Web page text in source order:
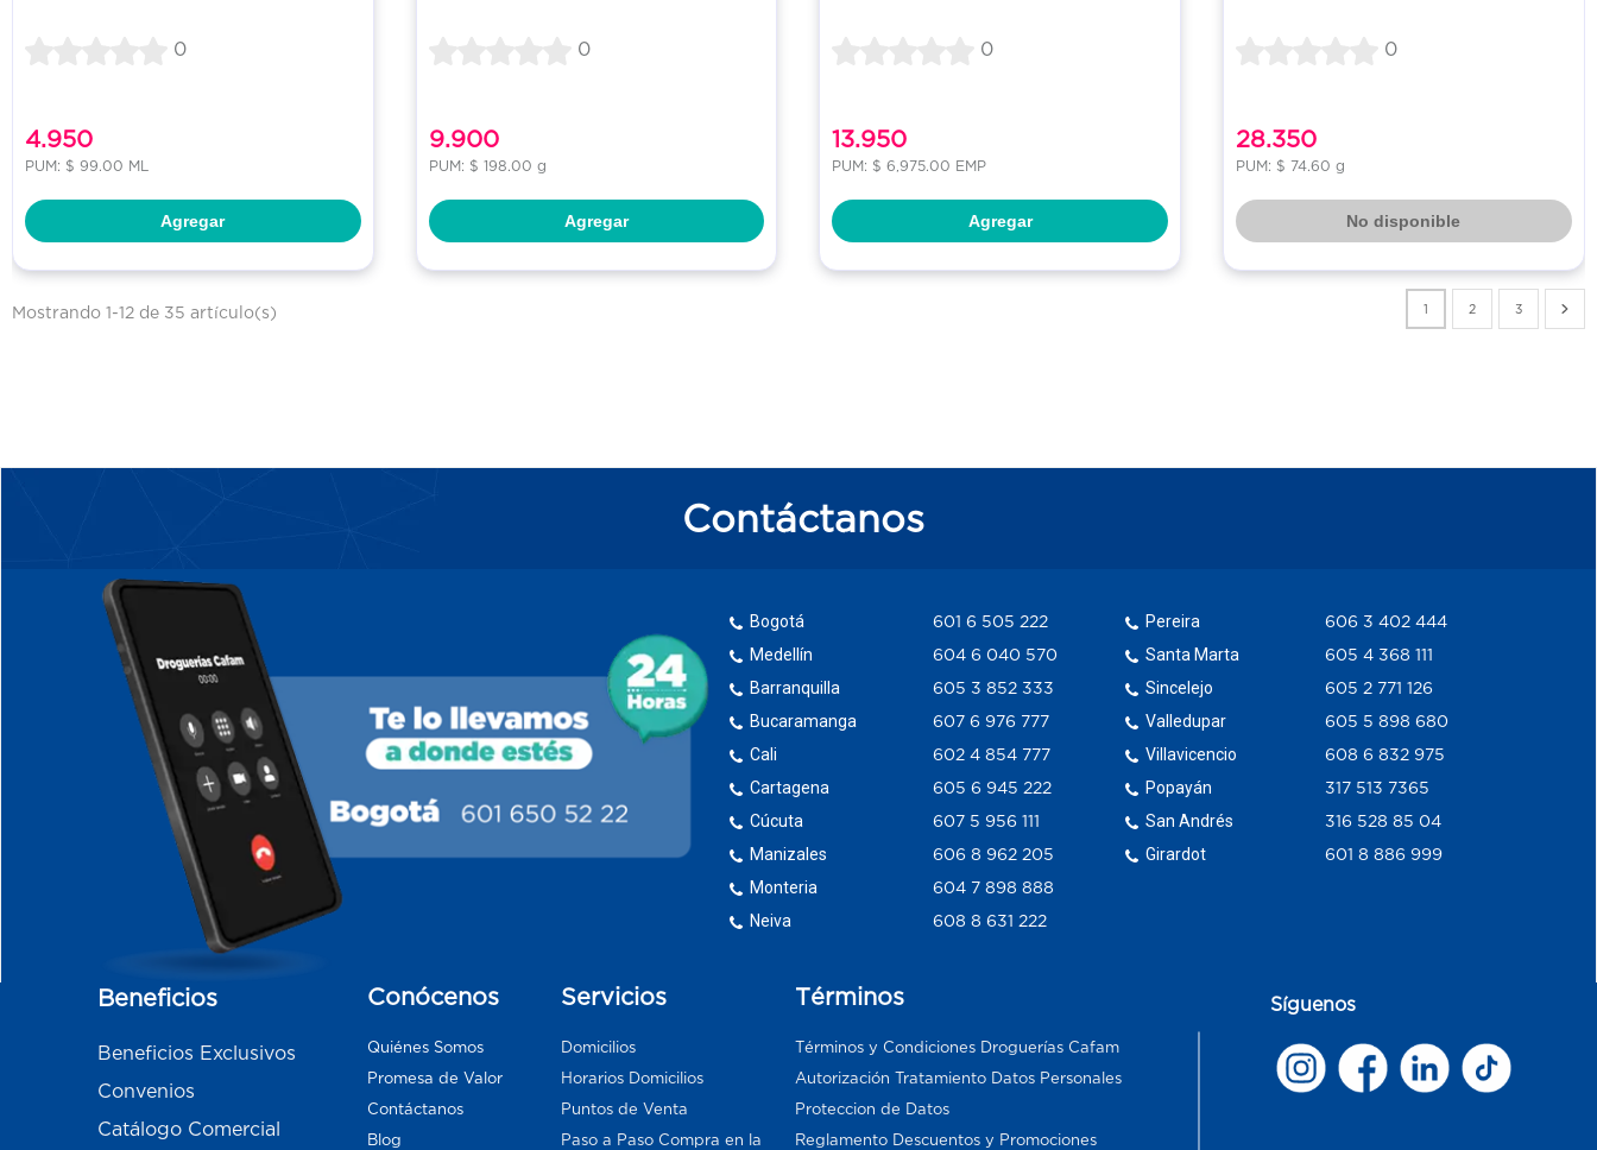
0
4.950
PUM: $ 99.00 ML
Agregar
0
9.900
PUM: $ 198.00 g
Agregar
0
13.950
PUM: $ 6,975.00 EMP
Agregar
0
28.350
PUM: $ 74.60 g
No disponible
Mostrando 1-12 de 35 artículo(s) 1 2 3
Contáctanos
Bogotá
Medellín
Barranquilla
Bucaramanga
Cali
Cartagena
Cúcuta
Manizales
Monteria
Neiva
601 6 505 222
604 6 040 570
605 3 852 333
607 6 976 777
602 4 854 777
605 6 945 222
607 5 956 111
606 8 962 205
604 7 898 888
608 8 631 222
Pereira
Santa Marta
Sincelejo
Valledupar
Villavicencio
Popayán
San Andrés
Girardot
606 3 402 444
605 4 368 111
605 2 771 126
605 5 898 680
608 6 832 975
317 513 7365
316 528 85 04
601 8 886 999
Beneficios
Beneficios Exclusivos
Convenios
Catálogo Comercial
Conócenos
Quiénes Somos
Promesa de Valor
Contáctanos
Blog
Servicios
Domicilios
Horarios Domicilios
Puntos de Venta
Paso a Paso Compra en la
Términos
Términos y Condiciones Droguerías Cafam
Autorización Tratamiento Datos Personales
Proteccion de Datos
Reglamento Descuentos y Promociones
Síguenos